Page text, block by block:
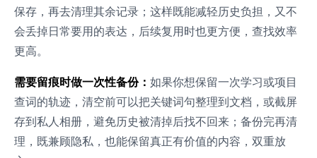
保存，再去清理其余记录；这样既能减轻历史负担，又不
会丢掉日常要用的表达，后续复用时也更方便，查找效率
更高。
需要留痕时做一次性备份： 如果你想保留一次学习或项目
查词的轨迹，清空前可以把关键词句整理到文档，或截屏
存到私人相册，避免历史被清掉后找不回来；备份完再清
理，既兼顾隐私，也能保留真正有价值的内容，双重放